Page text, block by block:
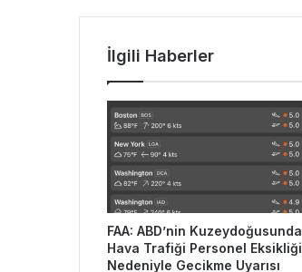
İlgili Haberler
FAA: ABD’nin Kuzeydoğusunda
Hava Trafiği Personel Eksikliği
Nedeniyle Gecikme Uyarısı